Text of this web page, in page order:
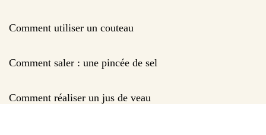
Comment utiliser un couteau
Comment saler : une pincée de sel
Comment réaliser un jus de veau